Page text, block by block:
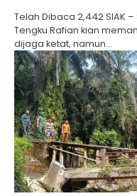
Telah Dibaca 2,442 SIAK
Tengku Rafian kian
dijaga ketat, namun…